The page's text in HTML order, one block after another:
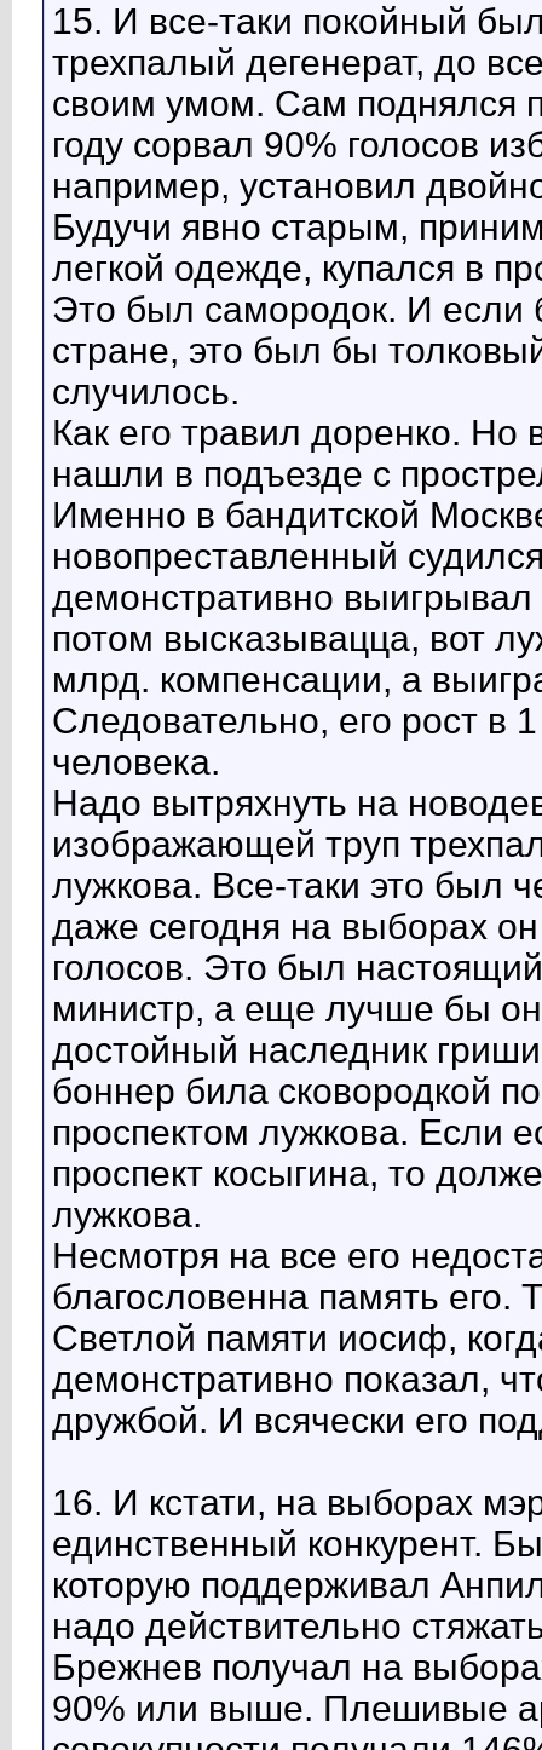
15. И все-таки покойный
трехпалый дегенерат, до
своим умом. Сам поднялся
году сорвал 90% голосов
например, установил
Будучи явно старым,
легкой одежде, купался в
Это был самородок. И
стране, это был бы
случилось.
Как его травил доренко. Но
нашли в подъезде с
Именно в бандитской
новопреставленный
демонстративно
потом высказывацца, вот
млрд. компенсации, а
Следовательно, его рост в
человека.
Надо вытряхнуть на
изображающей труп
лужкова. Все-таки это был
даже сегодня на выборах
голосов. Это был
министр, а еще лучше бы
достойный наследник
боннер била сковородкой
проспектом лужкова. Если
проспект косыгина, то
лужкова.
Несмотря на все его
благословенна память его.
Светлой памяти иосиф,
демонстративно показал,
дружбой. И всячески его
16. И кстати, на выборах
единственный конкурент.
которую поддерживал
надо действительно
Брежнев получал на
90% или выше. Плешивые